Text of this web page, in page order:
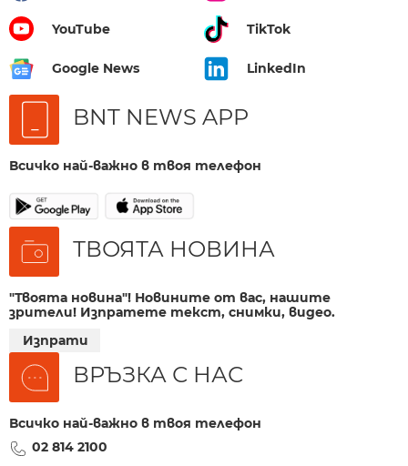
YouTube TikTok
Google News LinkedIn
BNT NEWS APP
Всичко най-важно в твоя телефон
ТВОЯТА НОВИНА
"Твоята новина"! Новините от вас, нашите
зрители! Изпратете текст, снимки, видео.
Изпрати
ВРЪЗКА С НАС
Всичко най-важно в твоя телефон
02 814 2100